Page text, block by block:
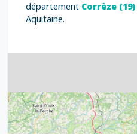
département Corrèze (19)
Aquitaine.